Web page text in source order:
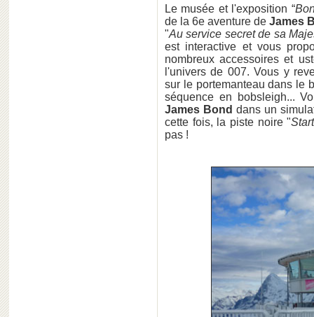
Le musée et l'exposition “
de la 6e aventure de James
"Au service secret de sa
est interactive et vous
nombreux accessoires et
l'univers de 007. Vous y
sur ​​le portemanteau dans le
séquence en bobsleigh...
James Bond dans un
cette fois, la piste noire "
pas !